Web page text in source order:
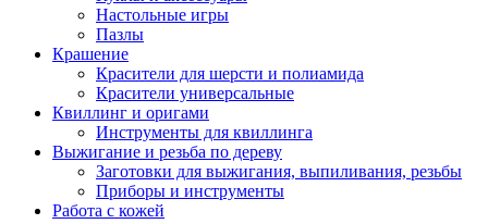
Настольные игры
Пазлы
Крашение
Красители для шерсти и полиамида
Красители универсальные
Квиллинг и оригами
Инструменты для квиллинга
Выжигание и резьба по дереву
Заготовки для выжигания, выпиливания, резьбы
Приборы и инструменты
Работа с кожей